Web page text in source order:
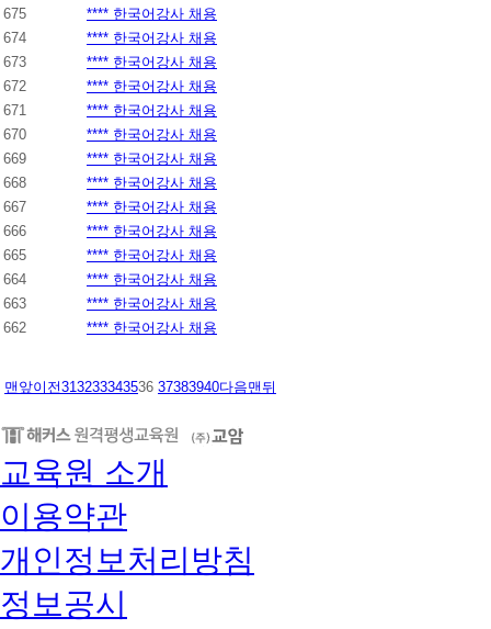
675
**** 한국어강사 채용
674
**** 한국어강사 채용
673
**** 한국어강사 채용
672
**** 한국어강사 채용
671
**** 한국어강사 채용
670
**** 한국어강사 채용
669
**** 한국어강사 채용
668
**** 한국어강사 채용
667
**** 한국어강사 채용
666
**** 한국어강사 채용
665
**** 한국어강사 채용
664
**** 한국어강사 채용
663
**** 한국어강사 채용
662
**** 한국어강사 채용
맨앞이전313233343536 37383940다음맨뒤
교육원 소개
이용약관
개인정보처리방침
정보공시